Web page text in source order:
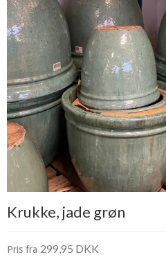
Krukke, jade grøn
Pris fra 299,95 DKK